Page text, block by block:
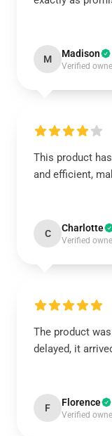
M Madison
Verified
This product
and efficient,
C Charlotte
Verified
The product
delayed, it
F Florence
Verified